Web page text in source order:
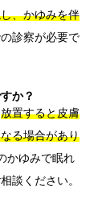
、かゆみを伴
診察が必要で
か？
放置すると皮膚
る場合があり
かゆみで眠れ
談ください。